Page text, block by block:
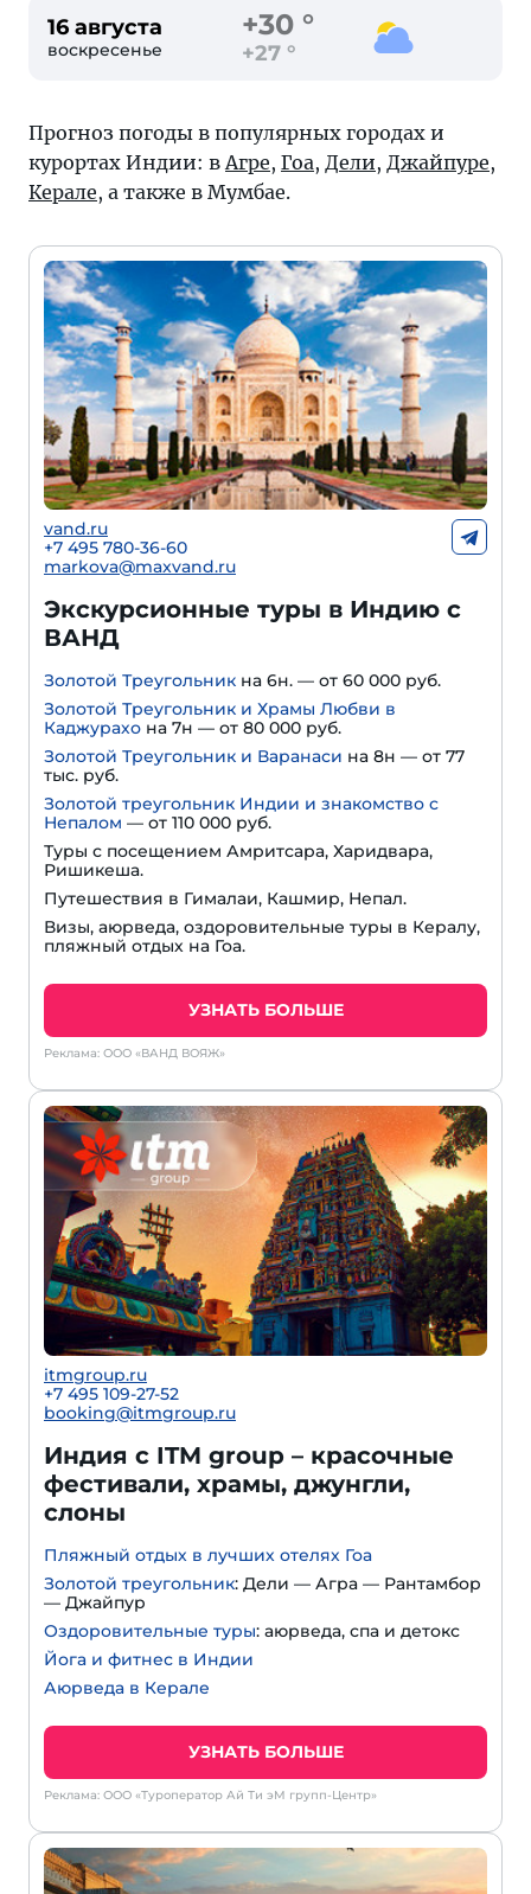
16 августа
воскресенье
+30 °
+27 °
Прогноз погоды в популярных городах и
курортах Индии: вАгре, Гоа, Дели, Джайпуре,
Керале, а также в Мумбае.
vand.ru
+7 495 780-36-60
markova@maxvand.ru
Экскурсионные туры в Индию с
ВАНД
Золотой Треугольник на 6н. — от 60 000 руб.
Золотой Треугольник и Храмы Любви в
Каджурахо на 7н — от 80 000 руб.
Золотой Треугольник и Варанаси на 8н — от 77
тыс. руб.
Золотой треугольник Индии и знакомство с
Непалом — от 110 000 руб.
Туры с посещением Амритсара, Харидвара,
Ришикеша.
Путешествия в Гималаи, Кашмир, Непал.
Визы, аюрведа, оздоровительные туры в Кералу,
пляжный отдых на Гоа.
УЗНАТЬ БОЛЬШЕ
Реклама: ООО «ВАНД ВОЯЖ»
itmgroup.ru
+7 495 109-27-52
booking@itmgroup.ru
Индия с ITM group – красочные
фестивали, храмы, джунгли,
слоны
Пляжный отдых в лучших отелях Гоа
Золотой треугольник: Дели — Агра — Рантамбор
— Джайпур
Оздоровительные туры: аюрведа, спа и детокс
Йога и фитнес в Индии
Аюрведа в Керале
УЗНАТЬ БОЛЬШЕ
Реклама: ООО «Туроператор Ай Ти эМ групп-Центр»